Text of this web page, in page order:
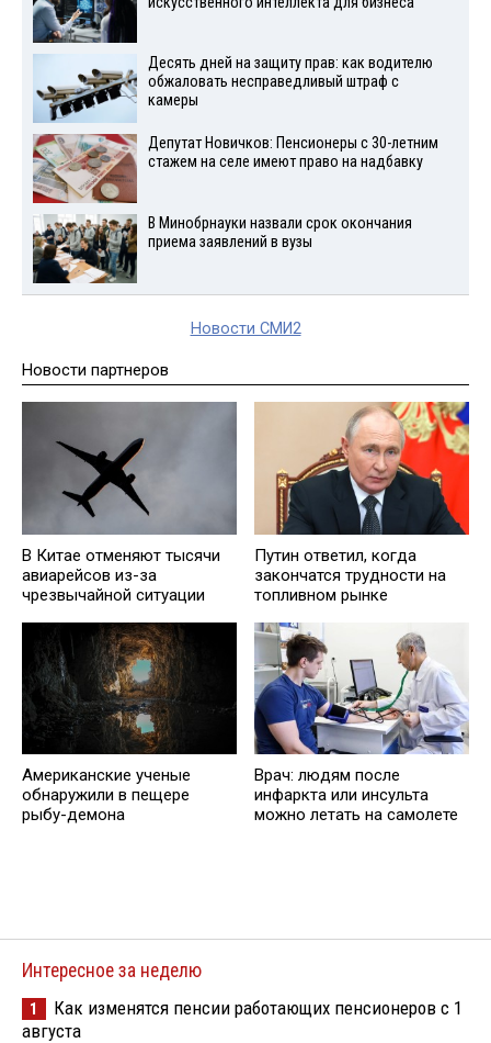
Десять дней на защиту прав: как водителю
обжаловать несправедливый штраф с
камеры
Депутат Новичков: Пенсионеры с 30-летним
стажем на селе имеют право на надбавку
В Минобрнауки назвали срок окончания
приема заявлений в вузы
Новости СМИ2
Новости партнеров
В Китае отменяют тысячи
авиарейсов из-за
чрезвычайной ситуации
Путин ответил, когда
закончатся трудности на
топливном рынке
Американские ученые
обнаружили в пещере
рыбу-демона
Врач: людям после
инфаркта или инсульта
можно летать на самолете
Интересное за неделю
1
Как изменятся пенсии работающих пенсионеров с 1
августа